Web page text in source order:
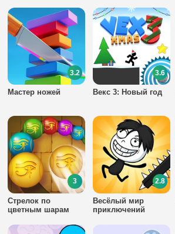
Мастер ножей
3.2
Векс 3: Новый год
3.6
Стрелок по
цветным шарам
3
Весёлый мир
приключений
2.8